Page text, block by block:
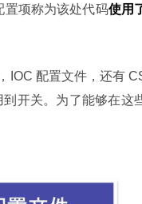
置项称为该处代码使用
IOC 配置文件，还有
开关。为了能够在这